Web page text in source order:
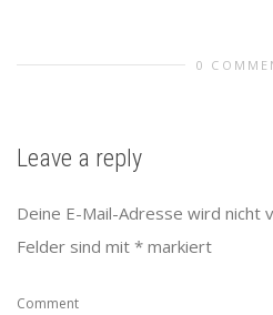
0
Leave a reply
Deine E-Mail-Adresse wird nicht
Felder sind mit * markiert
Comment